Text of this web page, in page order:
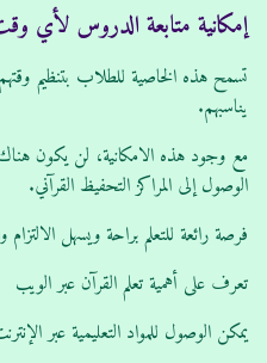
إمكانية متابعة الدروس لأي
تسمح هذه الخاصية للطلاب بتنظيم
يناسبهم.
مع وجود هذه الامكانية، لن يكون
الوصول إلى المراكز التحفيظ القرآني.
فرصة رائعة للتعلم براحة ويسهل
تعرف على أهمية تعلم القرآن عبر الويب
يمكن الوصول للمواد التعليمية عبر